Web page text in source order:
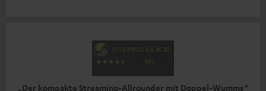
„Der kompakte Streaming-Allrounder mit Doppel-Wumms“